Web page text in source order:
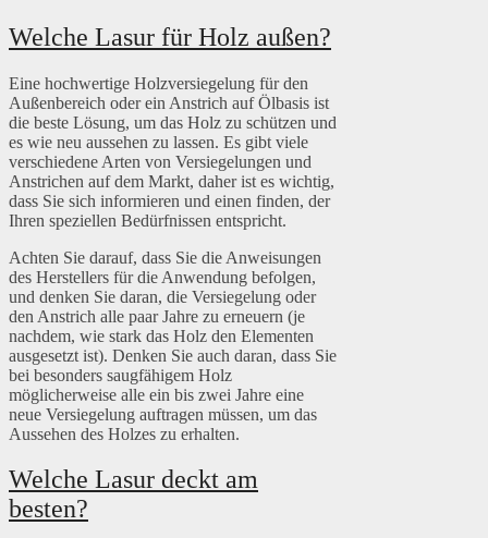
Welche Lasur für Holz außen?
Eine hochwertige Holzversiegelung für den
Außenbereich oder ein Anstrich auf Ölbasis ist
die beste Lösung, um das Holz zu schützen und
es wie neu aussehen zu lassen. Es gibt viele
verschiedene Arten von Versiegelungen und
Anstrichen auf dem Markt, daher ist es wichtig,
dass Sie sich informieren und einen finden, der
Ihren speziellen Bedürfnissen entspricht.
Achten Sie darauf, dass Sie die Anweisungen
des Herstellers für die Anwendung befolgen,
und denken Sie daran, die Versiegelung oder
den Anstrich alle paar Jahre zu erneuern (je
nachdem, wie stark das Holz den Elementen
ausgesetzt ist). Denken Sie auch daran, dass Sie
bei besonders saugfähigem Holz
möglicherweise alle ein bis zwei Jahre eine
neue Versiegelung auftragen müssen, um das
Aussehen des Holzes zu erhalten.
Welche Lasur deckt am
besten?